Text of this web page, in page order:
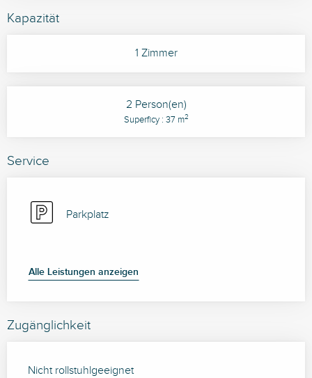
Kapazität
1 Zimmer
2 Person(en)
Superficy : 37 m2
Service
Parkplatz
Alle Leistungen anzeigen
Zugänglichkeit
Nicht rollstuhlgeeignet